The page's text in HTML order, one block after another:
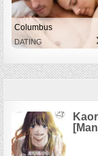
Columbus
DATING